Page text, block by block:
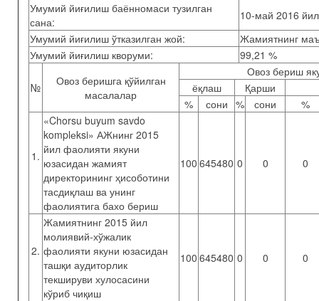
Умумий йиғилиш баённомаси тузилган
сана:
10-май 2016 йил
Умумий йиғилиш ўтказилган жой:
Жамиятнинг
Умумий йиғилиш кворуми:
99,21 %
№
Овоз беришга қўйилган
масалалар
Овоз бериш
ёқлаш
Қарши
%
сони % сони %
1.
«Chorsu buyum savdo
komplеksi» АЖнинг 2015
йил фаолияти якуни
юзасидан жамият
директорининг ҳисоботини
тасдиқлаш ва унинг
фаолиятига бахо бериш
100 645480 0 0 0
2.
Жамиятнинг 2015 йил
молиявий-хўжалик
фаолияти якуни юзасидан
ташқи аудиторлик
текшируви хулосасини
кўриб чиқиш
100 645480 0 0 0